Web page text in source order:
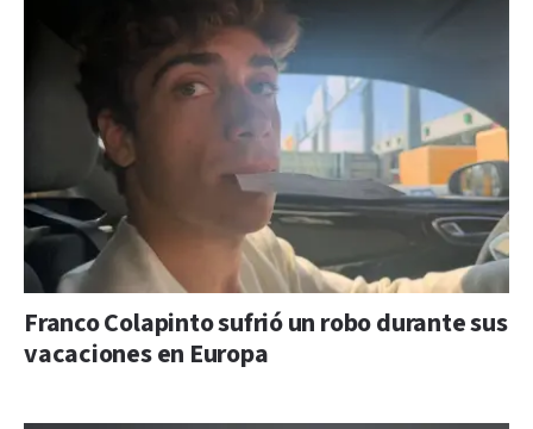
Franco Colapinto sufrió un robo durante sus
vacaciones en Europa